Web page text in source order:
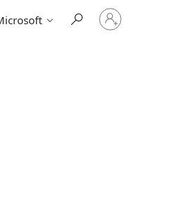
Logg
på
kontoen